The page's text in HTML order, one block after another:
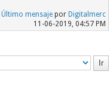
Último mensajepor Digitalmerc
11-06-2019, 04:57 PM